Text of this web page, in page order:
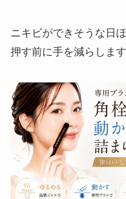
ニキビができそうな日ほ
押す前に手を減らします